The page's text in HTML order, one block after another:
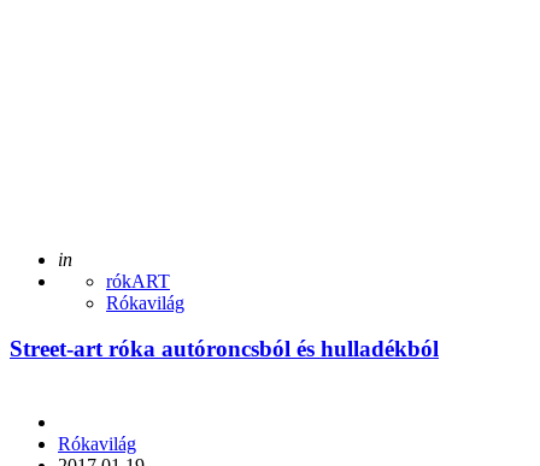
Posted
in
rókART
Rókavilág
Street-art róka autóroncsból és hulladékból
Posted
Rókavilág